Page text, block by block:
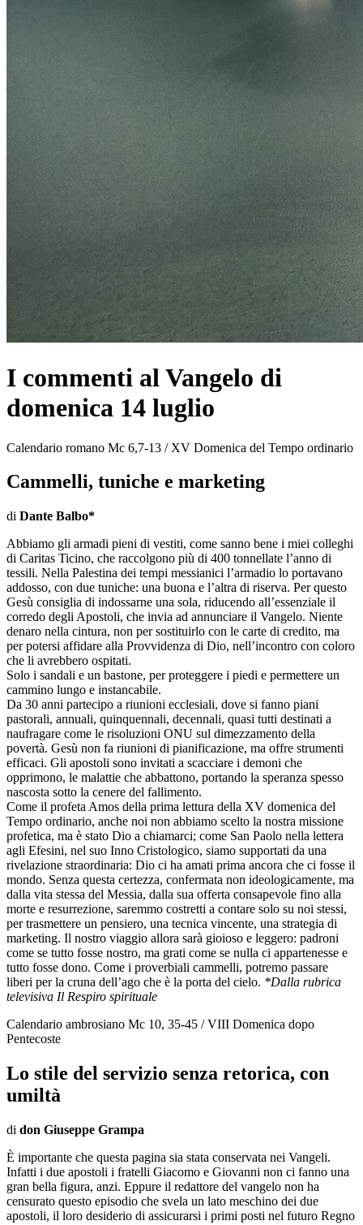
I commenti al Vangelo di
domenica 14 luglio
Calendario romano Mc 6,7-13 / XV Domenica del Tempo ordinario
Cammelli, tuniche e marketing
di Dante Balbo*
Abbiamo gli armadi pieni di vestiti, come sanno bene i miei colleghi
di Caritas Ticino, che raccolgono più di 400 tonnellate l’anno di
tessili. Nella Palestina dei tempi messianici l’armadio lo portavano
addosso, con due tuniche: una buona e l’altra di riserva. Per questo
Gesù consiglia di indossarne una sola, riducendo all’essenziale il
corredo degli Apostoli, che invia ad annunciare il Vangelo. Niente
denaro nella cintura, non per sostituirlo con le carte di credito, ma
per potersi affidare alla Provvidenza di Dio, nell’incontro con coloro
che li avrebbero ospitati.
Solo i sandali e un bastone, per proteggere i piedi e permettere un
cammino lungo e instancabile.
Da 30 anni partecipo a riunioni ecclesiali, dove si fanno piani
pastorali, annuali, quinquennali, decennali, quasi tutti destinati a
naufragare come le risoluzioni ONU sul dimezzamento della
povertà. Gesù non fa riunioni di pianificazione, ma offre strumenti
efficaci. Gli apostoli sono invitati a scacciare i demoni che
opprimono, le malattie che abbattono, portando la speranza spesso
nascosta sotto la cenere del fallimento.
Come il profeta Amos della prima lettura della XV domenica del
Tempo ordinario, anche noi non abbiamo scelto la nostra missione
profetica, ma è stato Dio a chiamarci; come San Paolo nella lettera
agli Efesini, nel suo Inno Cristologico, siamo supportati da una
rivelazione straordinaria: Dio ci ha amati prima ancora che ci fosse il
mondo. Senza questa certezza, confermata non ideologicamente, ma
dalla vita stessa del Messia, dalla sua offerta consapevole fino alla
morte e resurrezione, saremmo costretti a contare solo su noi stessi,
per trasmettere un pensiero, una tecnica vincente, una strategia di
marketing. Il nostro viaggio allora sarà gioioso e leggero: padroni
come se tutto fosse nostro, ma grati come se nulla ci appartenesse e
tutto fosse dono. Come i proverbiali cammelli, potremo passare
liberi per la cruna dell’ago che è la porta del cielo. *Dalla rubrica
televisiva Il Respiro spirituale
Calendario ambrosiano Mc 10, 35-45 / VIII Domenica dopo
Pentecoste
Lo stile del servizio senza retorica, con
umiltà
di don Giuseppe Grampa
È importante che questa pagina sia stata conservata nei Vangeli.
Infatti i due apostoli i fratelli Giacomo e Giovanni non ci fanno una
gran bella figura, anzi. Eppure il redattore del vangelo non ha
censurato questo episodio che svela un lato meschino dei due
apostoli, il loro desiderio di assicurarsi i primi posti nel futuro Regno